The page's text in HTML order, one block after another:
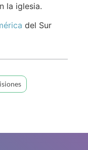
la iglesia.
del Sur